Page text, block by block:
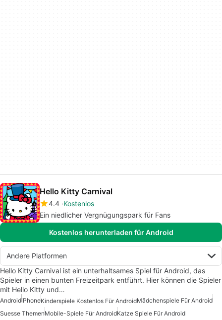
Hello Kitty Carnival
4.4 Kostenlos
Ein niedlicher Vergnügungspark für Fans
Kostenlos herunterladen für Android
Andere Platformen
Hello Kitty Carnival ist ein unterhaltsames Spiel für Android, das
Spieler in einen bunten Freizeitpark entführt. Hier können die Spieler
mit Hello Kitty und…
AndroidiPhoneKinderspiele Kostenlos Für AndroidMädchenspiele Für Android
Suesse ThemenMobile-Spiele Für AndroidKatze Spiele Für Android